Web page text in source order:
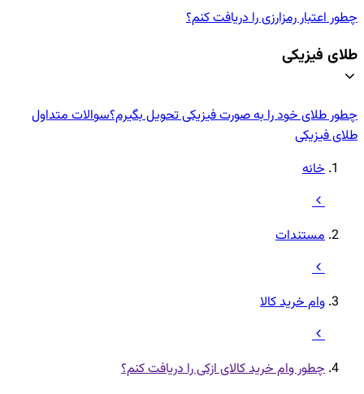
چطور اعتبار رمزارزی‌ را دریافت کنم؟
طلای فیزیکی
چطور طلای خود را به صورت فیزیکی تحویل بگیرم؟سوالات متداول
طلای فیزیکی
خانه
مستندات
وام خرید کالا
چطور وام خرید کالای ازکی را دریافت کنم؟